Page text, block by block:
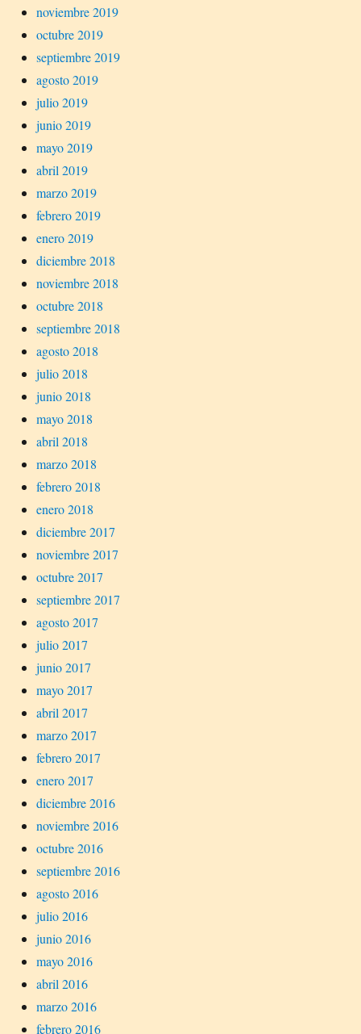
noviembre 2019
octubre 2019
septiembre 2019
agosto 2019
julio 2019
junio 2019
mayo 2019
abril 2019
marzo 2019
febrero 2019
enero 2019
diciembre 2018
noviembre 2018
octubre 2018
septiembre 2018
agosto 2018
julio 2018
junio 2018
mayo 2018
abril 2018
marzo 2018
febrero 2018
enero 2018
diciembre 2017
noviembre 2017
octubre 2017
septiembre 2017
agosto 2017
julio 2017
junio 2017
mayo 2017
abril 2017
marzo 2017
febrero 2017
enero 2017
diciembre 2016
noviembre 2016
octubre 2016
septiembre 2016
agosto 2016
julio 2016
junio 2016
mayo 2016
abril 2016
marzo 2016
febrero 2016